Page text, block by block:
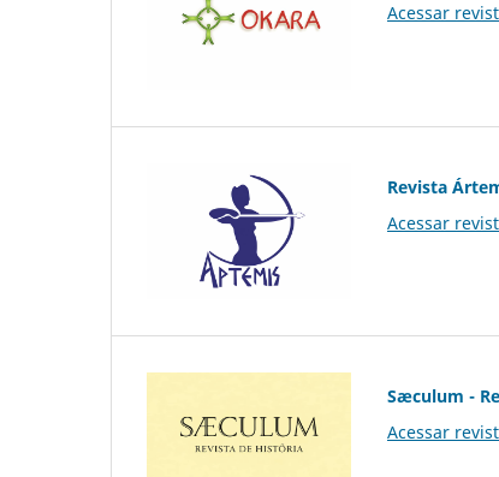
Acessar
Revista
Acessar
Sæculum -
Acessar